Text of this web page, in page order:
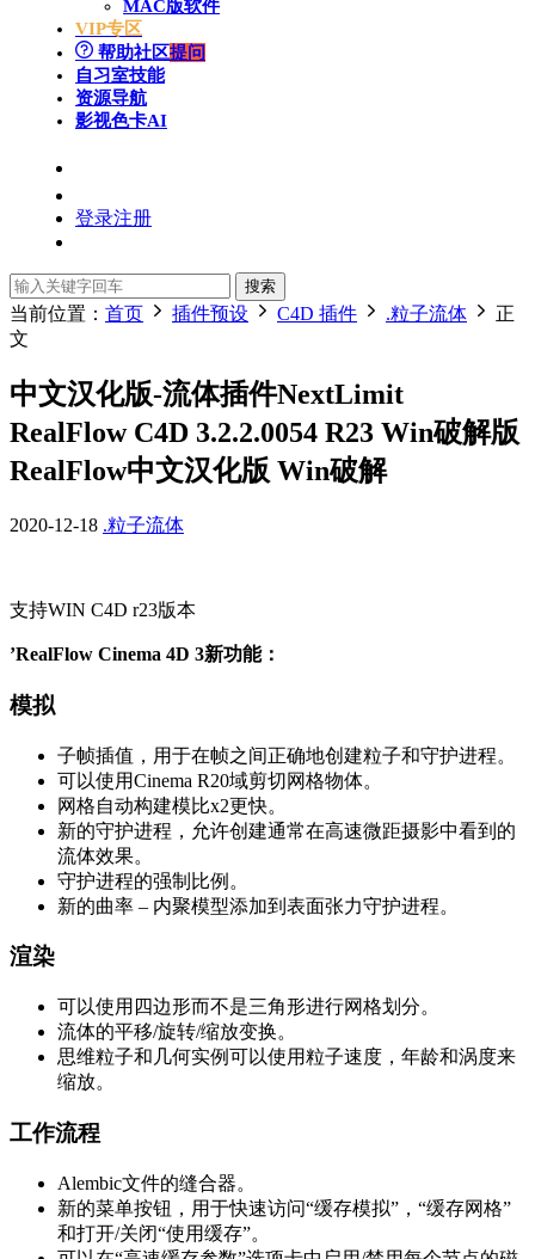
MAC版软件
VIP专区
帮助社区提问
自习室技能
资源导航
影视色卡AI
登录注册
搜索
当前位置： 首页 插件预设 C4D 插件 .粒子流体
正
文
中文汉化版-流体插件NextLimit
RealFlow C4D 3.2.2.0054 R23 Win破解版
RealFlow中文汉化版 Win破解
2020-12-18 .粒子流体
支持WIN C4D r23版本
’RealFlow Cinema 4D 3新功能：
模拟
子帧插值，用于在帧之间正确地创建粒子和守护进程。
可以使用Cinema R20域剪切网格物体。
网格自动构建模比x2更快。
新的守护进程，允许创建通常在高速微距摄影中看到的
流体效果。
守护进程的强制比例。
新的曲率 – 内聚模型添加到表面张力守护进程。
渲染
可以使用四边形而不是三角形进行网格划分。
流体的平移/旋转/缩放变换。
思维粒子和几何实例可以使用粒子速度，年龄和涡度来
缩放。
工作流程
Alembic文件的缝合器。
新的菜单按钮，用于快速访问“缓存模拟”，“缓存网格”
和打开/关闭“使用缓存”。